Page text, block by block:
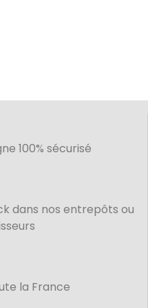
100% sécurisé
dans nos entrepôts ou
la France